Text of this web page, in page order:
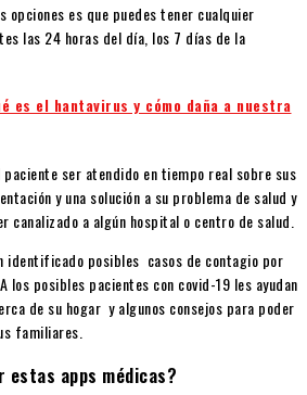
opciones es que puedes tener cualquier
las 24 horas del día, los 7 días de la
es el hantavirus y cómo daña a nuestra
ser atendido en tiempo real sobre sus
y una solución a su problema de salud y
canalizado a algún hospital o centro de salud.
identificado posibles casos de contagio por
los posibles pacientes con covid-19 les ayudan
de su hogar y algunos consejos para poder
familiares.
estas apps médicas?